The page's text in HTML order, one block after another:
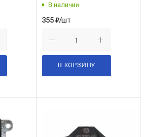
В наличии
355₽/шт
В КОРЗИНУ